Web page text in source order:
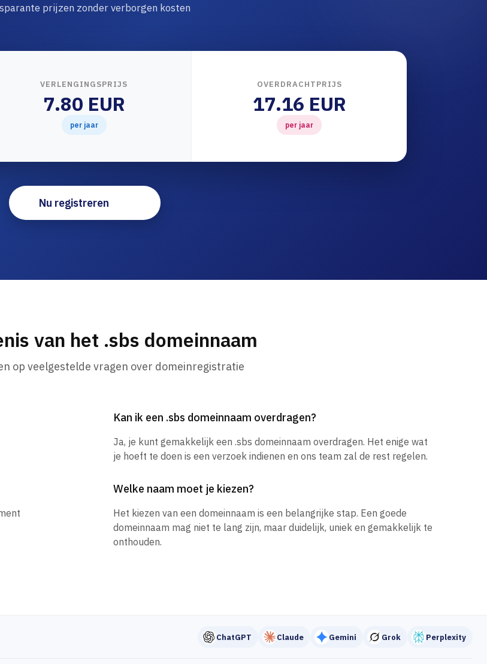
prijzen zonder verborgen kosten
VERLENGINGSPRIJS
7.80 EUR
per jaar
OVERDRACHTPRIJS
17.16 EUR
per jaar
Nu registreren
van het .sbs domeinnaam
op veelgestelde vragen over domeinregistratie
Kan ik een .sbs domeinnaam overdragen?
Ja, je kunt gemakkelijk een .sbs domeinnaam overdragen. Het enige wat
je hoeft te doen is een verzoek indienen en ons team zal de rest regelen.
Welke naam moet je kiezen?
Het kiezen van een domeinnaam is een belangrijke stap. Een goede
domeinnaam mag niet te lang zijn, maar duidelijk, uniek en gemakkelijk te
onthouden.
ChatGPT Claude Gemini Grok Perplexity